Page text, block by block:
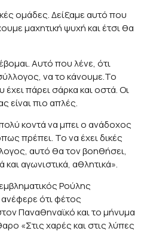
ομάδες. Δείξαμε αυτό που
μαχητική ψυχή και έτσι θα
Αυτό που λένε, ότι
να το κάνουμε.Το
πάρει σάρκα και οστά. Οι
είναι πιο απλές.
κοντά να μπει ο ανάδοχος
πρέπει. Το να έχει δικές
αυτό θα τον βοηθήσει,
αγωνιστικά, αθλητικά».
Ρούλης
ότι φέτος
Παναθηναϊκό και το μήνυμα
«Στις χαρές και στις λύπες